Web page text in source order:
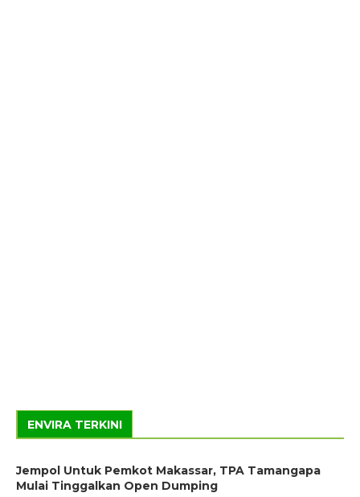
ENVIRA TERKINI
Jempol Untuk Pemkot Makassar, TPA Tamangapa
Mulai Tinggalkan Open Dumping